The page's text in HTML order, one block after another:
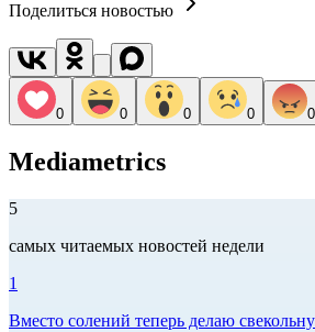
Поделиться новостью
0 0 0 0 0
Mediametrics
5
самых читаемых новостей недели
1
Вместо солений теперь делаю